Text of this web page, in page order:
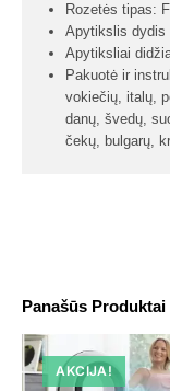
Panašūs Produktai
AKCIJA!
Rozetės tipas: F
Apytikslis dydis
Apytiksliai
Pakuotė ir
vokiečių, italų,
danų, švedų,
čekų, bulgarų,